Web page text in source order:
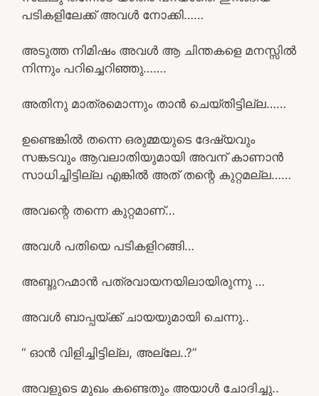
പടികളിലേക്ക് അവൾ നോക്കി……
അടുത്ത നിമിഷം അവൾ ആ ചിന്തകളെ മനസ്സിൽ
നിന്നും പറിച്ചെറിഞ്ഞു…….
അതിനു മാത്രമൊന്നും താൻ ചെയ്തിട്ടില്ല……
ഉണ്ടെങ്കിൽ തന്നെ ഒരുമ്മയുടെ ദേഷ്യവും
സങ്കടവും ആവലാതിയുമായി അവന് കാണാൻ
സാധിച്ചിട്ടില്ല എങ്കിൽ അത് തന്റെ കുറ്റമല്ല……
അവന്റെ തന്നെ കുറ്റമാണ്…
അവൾ പതിയെ പടികളിറങ്ങി…
അബ്ദുറഹ്മാൻ പത്രവായനയിലായിരുന്നു …
അവൾ ബാപ്പയ്ക്ക് ചായയുമായി ചെന്നു..
“ ഓൻ വിളിച്ചിട്ടില്ല, അല്ലേ..?”
അവളുടെ മുഖം കണ്ടെതും അയാൾ ചോദിച്ചു..